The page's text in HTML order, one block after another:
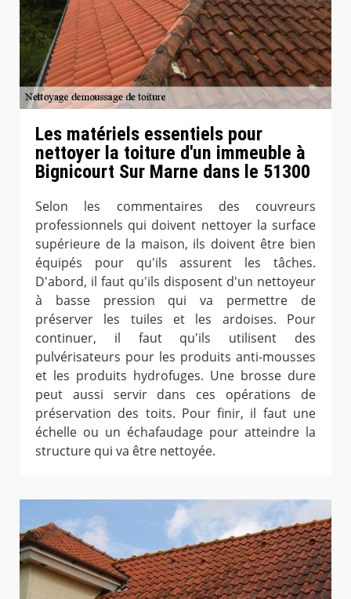
Les matériels essentiels pour
nettoyer la toiture d'un immeuble à
Bignicourt Sur Marne dans le 51300
Selon les commentaires des couvreurs
professionnels qui doivent nettoyer la surface
supérieure de la maison, ils doivent être bien
équipés pour qu'ils assurent les tâches.
D'abord, il faut qu'ils disposent d'un nettoyeur
à basse pression qui va permettre de
préserver les tuiles et les ardoises. Pour
continuer, il faut qu'ils utilisent des
pulvérisateurs pour les produits anti-mousses
et les produits hydrofuges. Une brosse dure
peut aussi servir dans ces opérations de
préservation des toits. Pour finir, il faut une
échelle ou un échafaudage pour atteindre la
structure qui va être nettoyée.